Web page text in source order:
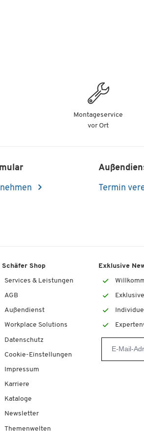
Montageservice
vor Ort
Termin
Schäfer Shop
Services & Leistungen
AGB
Außendienst
Workplace Solutions
Datenschutz
Cookie-Einstellungen
Impressum
Karriere
Kataloge
Newsletter
Themenwelten
Exklusive